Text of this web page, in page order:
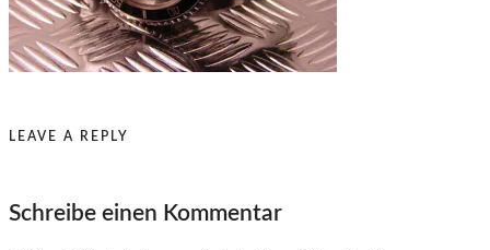
LEAVE A REPLY
Schreibe einen Kommentar